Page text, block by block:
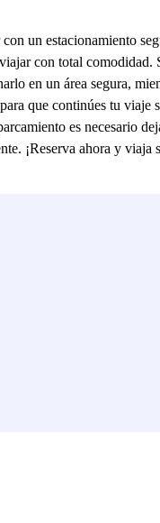
un estacionamiento
con total
en un área segura,
que continúes tu
es necesario
¡Reserva ahora y viaja